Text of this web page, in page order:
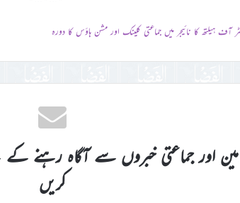
آف ہیلتھ کا نائیجر میں جماعتی کلینک اور مشن ہاؤس کا دورہ
اور جماعتی خبروں سے آگاہ رہنے کے
کریں